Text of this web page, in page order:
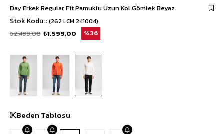
Day Erkek Regular Fit Pamuklu Uzun Kol Gömlek Beyaz
Stok Kodu (262 LCM 241004)
₺2.499,00 ₺1.599,00 36
Beden Tablosu